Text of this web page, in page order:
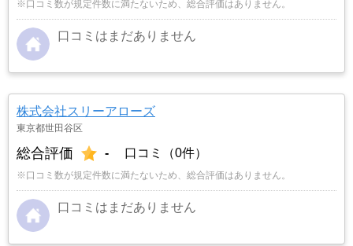
※口コミ数が規定件数に満たないため、総合評価はありません。
口コミはまだありません
株式会社スリーアローズ
東京都世田谷区
総合評価 - 口コミ（0件）
※口コミ数が規定件数に満たないため、総合評価はありません。
口コミはまだありません